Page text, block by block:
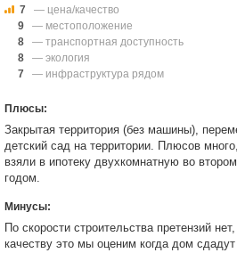
7
— цена/качество
9
— местоположение
8
— транспортная доступность
8
— экология
7
— инфраструктура рядом
Плюсы:
Закрытая территория (без машины),
детский сад на территории. Плюсов
взяли в ипотеку двухкомнатную во
годом.
Минусы:
По скорости строительства претензий
качеству это мы оценим когда дом сдадут